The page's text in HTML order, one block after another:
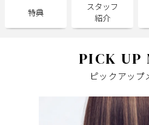
プライバシーポリシー
サイトマ
お知らせ
特典
スタッフ
紹介
PICK UP
ピックアップ